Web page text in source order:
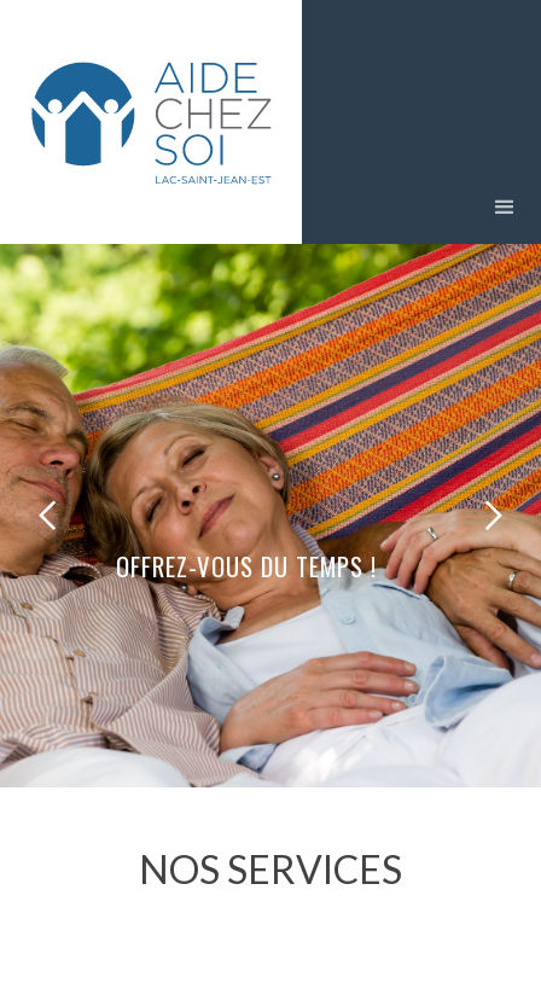
OFFREZ-VOUS DU TEMPS !
NOS SERVICES